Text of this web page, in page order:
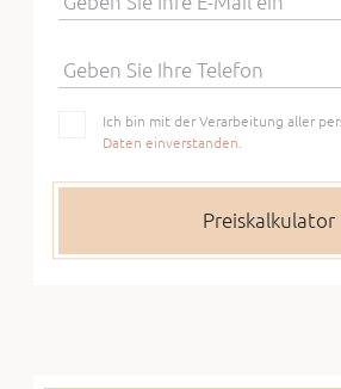
Geben Sie Ihre Telefon
Ich bin mit der Verarbeitung aller
Daten einverstanden.